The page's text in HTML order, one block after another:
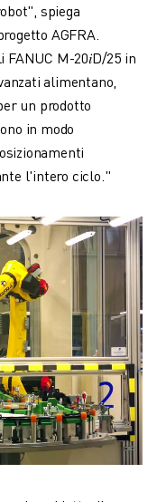
spiega
AGFRA.
M-20𝑖D/25 in
alimentano,
un prodotto
in modo
l'intero ciclo."